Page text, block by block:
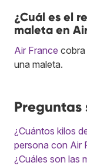
¿Cuál es el
maleta en
Air France cobra
una maleta.
Preguntas
¿Cuántos kilos
persona con Air
¿Cuáles son las